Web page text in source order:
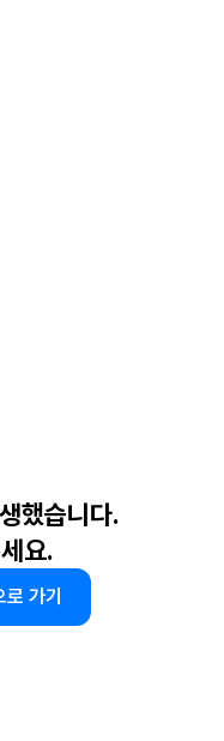
했습니다.
요.
로 가기